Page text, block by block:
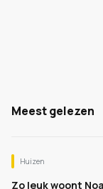
Meest gelezen
Huizen
Zo leuk woont